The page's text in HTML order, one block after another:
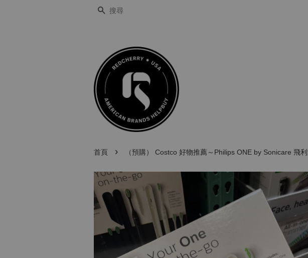
搜尋
首頁 › （預購） Costco 好物推薦～Philips ONE by Sonicare 飛